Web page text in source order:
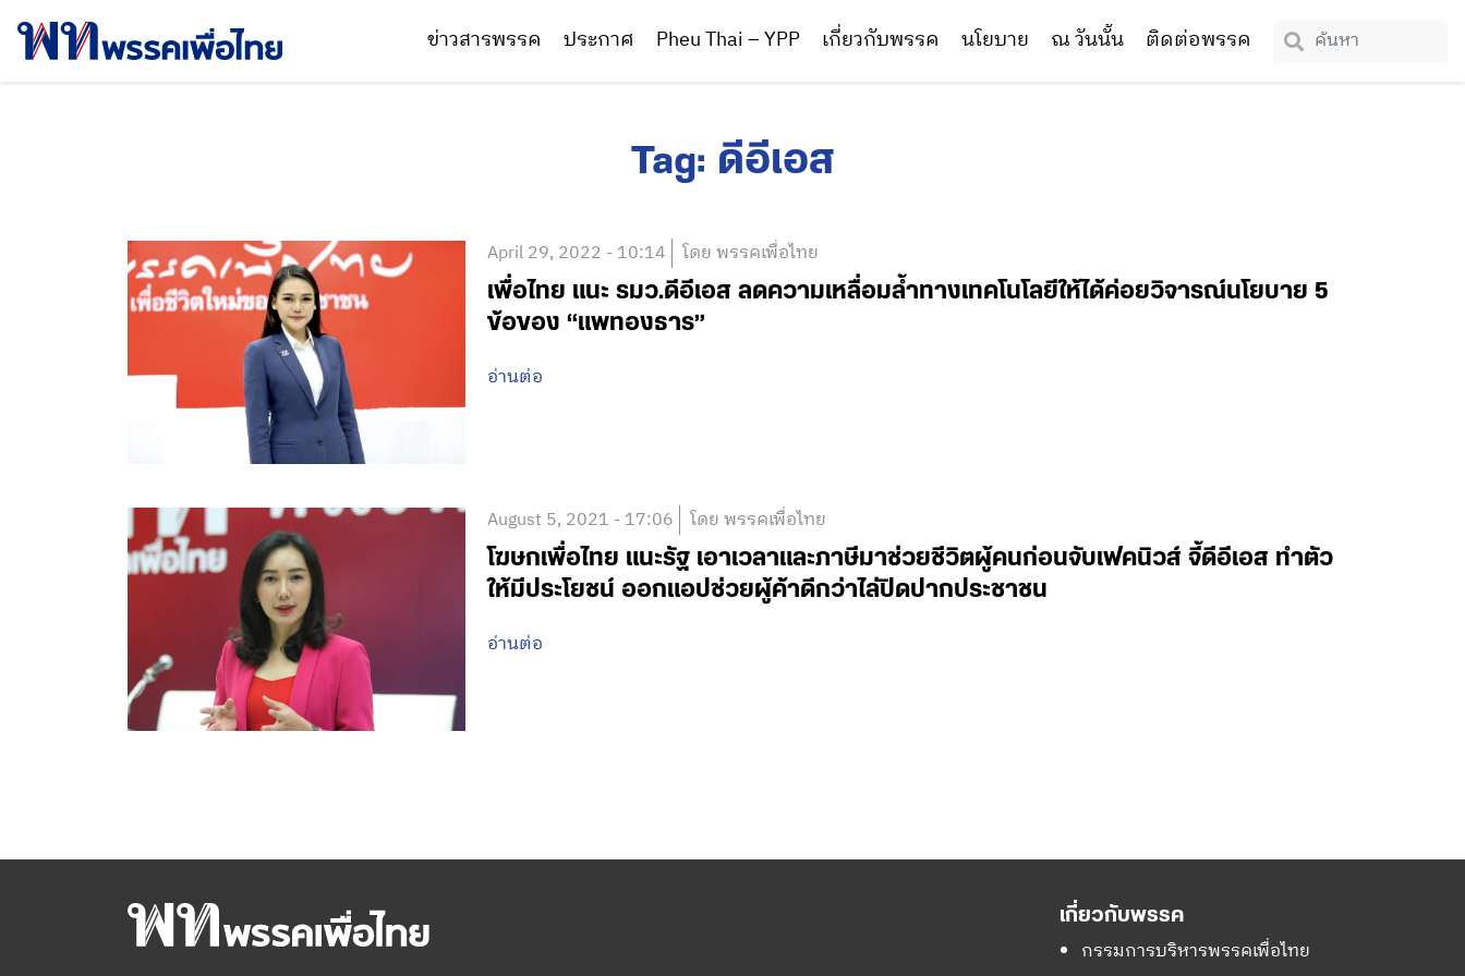
ข่าวสารพรรค ประกาศ Pheu Thai – YPP เกี่ยวกับพรรค นโยบาย ณ วันนั้น ติดต่อพรรค
Tag: ดีอีเอส
April 29, 2022 - 10:14 โดย พรรคเพื่อไทย
เพื่อไทย แนะ รมว.ดีอีเอส ลดความเหลื่อมล้ำทางเทคโนโลยีให้ได้ค่อยวิจารณ์นโยบาย 5
ข้อของ “แพทองธาร”
อ่านต่อ
August 5, 2021 - 17:06 โดย พรรคเพื่อไทย
โฆษกเพื่อไทย แนะรัฐ เอาเวลาและภาษีมาช่วยชีวิตผู้คนก่อนจับเฟคนิวส์ จี้ดีอีเอส ทำตัว
ให้มีประโยชน์ ออกแอปช่วยผู้ค้าดีกว่าไล่ปิดปากประชาชน
อ่านต่อ
เกี่ยวกับพรรค
กรรมการบริหารพรรคเพื่อไทย